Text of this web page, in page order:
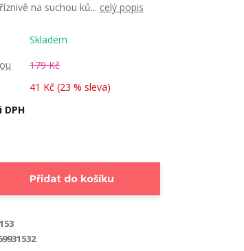
na suchou ků... celý popis
Skladem
179 Kč
41 Kč (23 % sleva)
Přidat do košíku
153